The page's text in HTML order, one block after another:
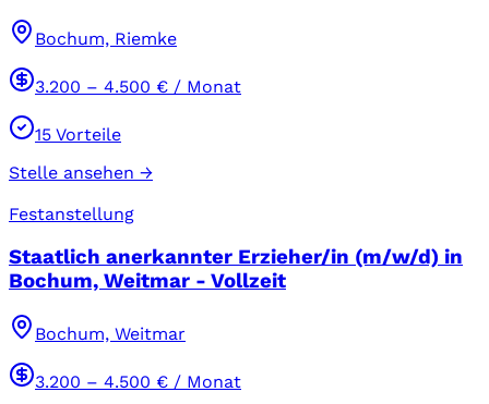
Bochum, Riemke
3.200 – 4.500 € / Monat
15 Vorteile
Stelle ansehen →
Festanstellung
Staatlich anerkannter Erzieher/in (m/w/d) in
Bochum, Weitmar - Vollzeit
Bochum, Weitmar
3.200 – 4.500 € / Monat